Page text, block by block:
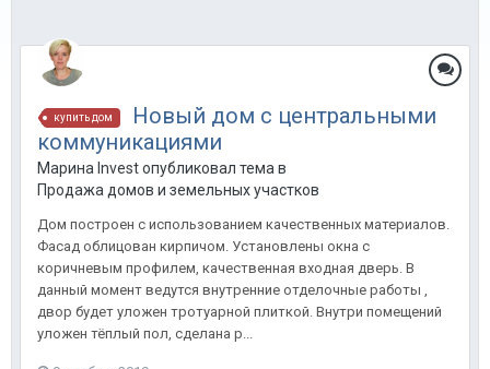
купить дом
Новый дом с центральными
коммуникациями
Марина Invest опубликовал тема в
Продажа домов и земельных участков
Дом построен с использованием качественных материалов.
Фасад облицован кирпичом. Установлены окна с
коричневым профилем, качественная входная дверь. В
данный момент ведутся внутренние отделочные работы ,
двор будет уложен тротуарной плиткой. Внутри помещений
уложен тёплый пол, сделана р...